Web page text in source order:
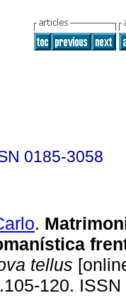
0185-3058
.
tellus
120.